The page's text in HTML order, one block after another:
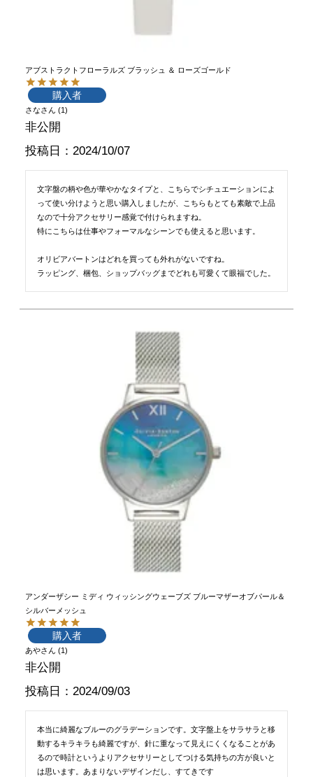
アブストラクトフローラルズ ブラッシュ ＆ ローズゴールド
購入者
さな 1
非公開
投稿日
2024/10/07
文字盤の柄や色が華やかなタイプと、こちらでシチュエーションによ
って使い分けようと思い購入しましたが、こちらもとても素敵で上品
なので十分アクセサリー感覚で付けられますね。
特にこちらは仕事やフォーマルなシーンでも使えると思います。
オリビアバートンはどれを買っても外れがないですね。
ラッピング、梱包、ショップバッグまでどれも可愛くて眼福でした。
アンダーザシー ミディ ウィッシングウェーブズ ブルーマザーオブパール＆
シルバーメッシュ
購入者
あや 1
非公開
投稿日
2024/09/03
本当に綺麗なブルーのグラデーションです。文字盤上をサラサラと移
動するキラキラも綺麗ですが、針に重なって見えにくくなることがあ
るので時計というよりアクセサリーとしてつける気持ちの方が良いと
は思います。あまりないデザインだし、すてきです